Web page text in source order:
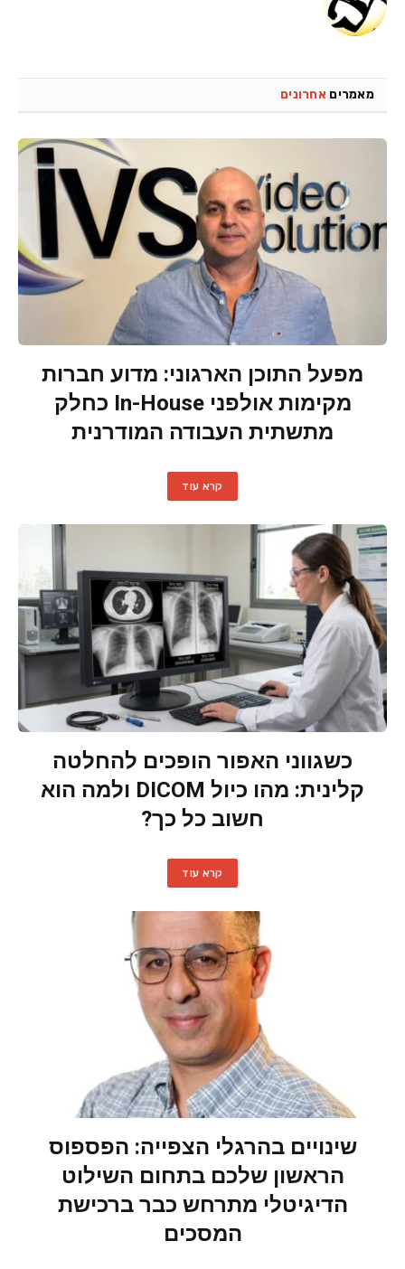
מאמרים אחרונים
מפעל התוכן הארגוני: מדוע חברות
מקימות אולפני In-House כחלק
מתשתית העבודה המודרנית
קרא עוד
כשגווני האפור הופכים להחלטה
קלינית: מהו כיול DICOM ולמה הוא
חשוב כל כך?
קרא עוד
שינויים בהרגלי הצפייה: הפספוס
הראשון שלכם בתחום השילוט
הדיגיטלי מתרחש כבר ברכישת
המסכים